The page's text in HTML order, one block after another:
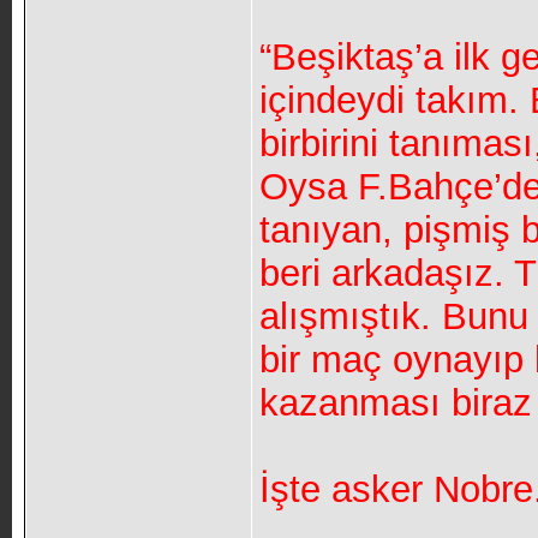
“Beşiktaş’a ilk
içindeydi takım.
birbirini
Oysa
tanıyan, pişmiş
beri arkadaşız.
alışmıştık.
bir maç oynayıp
kazanması
İşte asker